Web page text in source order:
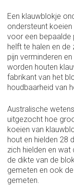
Een klauwblokje
ondersteunt
voor een bepaalde
helft te halen en
pijn verminderen
worden houten
fabrikant van het
houdbaarheid van
Australische
uitgezocht hoe
koeien van
hout en hielden 28
zich hielden en wat
de dikte van de
gemeten en ook
gemeten.